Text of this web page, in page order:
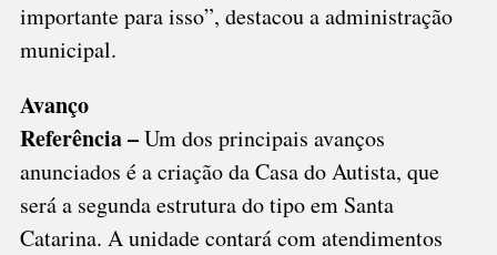
importante para isso”, destacou a administração
municipal.
Avanço
Referência –Um dos principais avanços
anunciados é a criação da Casa do Autista, que
será a segunda estrutura do tipo em Santa
Catarina. A unidade contará com atendimentos